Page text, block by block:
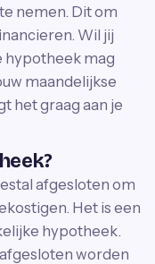
nemen. Dit om
Wil jij
hypotheek mag
maandelijkse
het graag aan je
afgesloten om
Het is een
hypotheek.
worden